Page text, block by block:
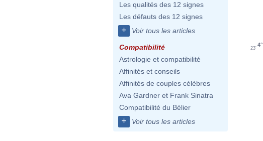
Les qualités des 12 signes
Les défauts des 12 signes
+ Voir tous les articles
Compatibilité
Astrologie et compatibilité
Affinités et conseils
Affinités de couples célèbres
Ava Gardner et Frank Sinatra
Compatibilité du Bélier
+ Voir tous les articles
4°
23'